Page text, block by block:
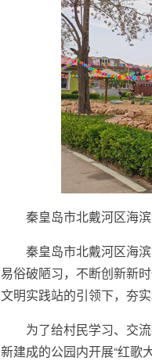
秦皇岛市北戴河区海
秦皇岛市北戴河区海
易俗破陋习，不断创新新
文明实践站的引领下，夯
为了给村民学习、交
新建成的公园内开展“红歌